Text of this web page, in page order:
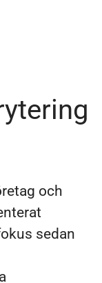
och
sedan